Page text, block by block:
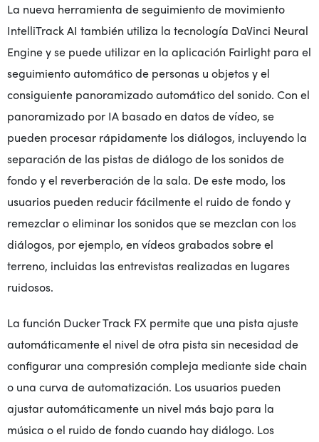
La nueva herramienta de seguimiento de movimiento
IntelliTrack AI también utiliza la tecnología DaVinci Neural
Engine y se puede utilizar en la aplicación Fairlight para el
seguimiento automático de personas u objetos y el
consiguiente panoramizado automático del sonido. Con el
panoramizado por IA basado en datos de vídeo, se
pueden procesar rápidamente los diálogos, incluyendo la
separación de las pistas de diálogo de los sonidos de
fondo y el reverberación de la sala. De este modo, los
usuarios pueden reducir fácilmente el ruido de fondo y
remezclar o eliminar los sonidos que se mezclan con los
diálogos, por ejemplo, en vídeos grabados sobre el
terreno, incluidas las entrevistas realizadas en lugares
ruidosos.
La función Ducker Track FX permite que una pista ajuste
automáticamente el nivel de otra pista sin necesidad de
configurar una compresión compleja mediante side chain
o una curva de automatización. Los usuarios pueden
ajustar automáticamente un nivel más bajo para la
música o el ruido de fondo cuando hay diálogo. Los